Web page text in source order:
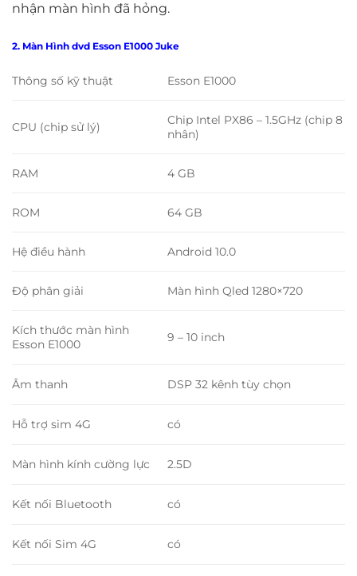
nhận màn hình đã hỏng.
2. Màn Hình dvd Esson E1000 Juke
Thông số kỹ thuật Esson E1000
CPU (chip sử lý)
Chip Intel PX86 – 1.5GHz (chip 8
nhân)
RAM 4 GB
ROM 64 GB
Hệ điều hành Android 10.0
Độ phân giải Màn hình Qled 1280×720
Kích thước màn hình
Esson E1000
9 – 10 inch
Âm thanh DSP 32 kênh tùy chọn
Hỗ trợ sim 4G có
Màn hình kính cường lực 2.5D
Kết nối Bluetooth có
Kết nối Sim 4G có